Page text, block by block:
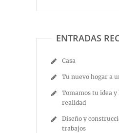
ENTRADAS
Casa
Tu nuevo hogar a
Tomamos tu idea y
realidad
Diseño y
trabajos